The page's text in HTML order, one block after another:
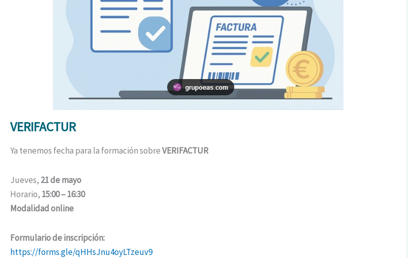
VERIFACTUR
Ya tenemos fecha para la formación sobreVERIFACTUR
Jueves, 21 de mayo
Horario, 15:00 – 16:30
Modalidad online
Formulario de inscripción:
https://forms.gle/qHHsJnu4oyLTzeuv9